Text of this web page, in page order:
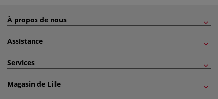
À propos de nous
Assistance
Services
Magasin de Lille